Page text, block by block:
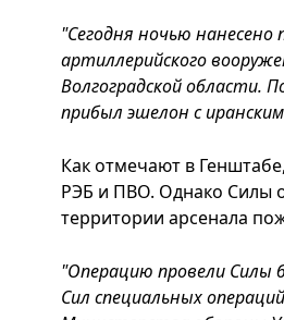
"Сегодня ночью нанесено
артиллерийского
Волгоградской области.
прибыл эшелон с
Как отмечают в
РЭБ и ПВО. Однако Силы
территории арсенала
"Операцию провели Силы
Сил специальных